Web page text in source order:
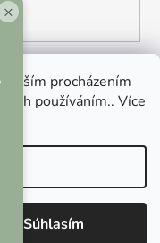
procházením
používáním.. Více
Súhlasím
formulář
. Všetky práva
×